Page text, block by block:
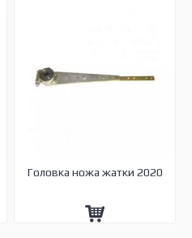
Головка ножа жатки 2020